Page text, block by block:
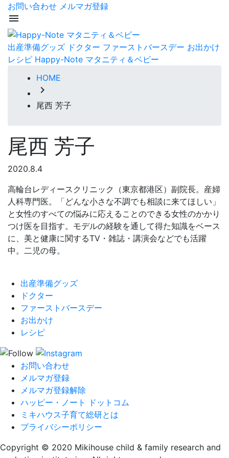
お問い合わせ メルマガ登録
menu
出産準備グッズ ドクター ファーストバースデー お出かけ
レシピ Happy-Note マタニティ＆ベビー
HOME
chevron_right
尾西 芳子
尾西 芳子
2020.8.4
高輪台レディースクリニック（東京都港区）副院長。産婦
人科専門医。「どんな小さな不調でも相談に来てほしい」
と女性のすべての悩みに応えることのできる女性のかかり
つけ医を目指す。モデルの経験を通して得た知識をベース
に、美と健康に関するTV・雑誌・講演会などでも活躍
中。二児の母。
出産準備グッズ
ドクター
ファーストバースデー
お出かけ
レシピ
お問い合わせ
メルマガ登録
メルマガ登録解除
ハッピー・ノート ドットコム
ミキハウス子育て総研とは
プライバシーポリシー
Copyright © 2020 Mikihouse child & family research and